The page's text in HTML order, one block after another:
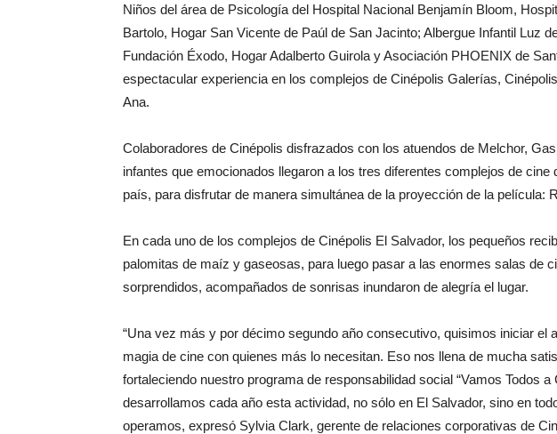
Niños del área de Psicología del Hospital Nacional Benjamín Bloom,
Bartolo, Hogar San Vicente de Paúl de San Jacinto; Albergue Infantil Luz
Fundación Éxodo, Hogar Adalberto Guirola y Asociación PHOENIX de
espectacular experiencia en los complejos de Cinépolis Galerías,
Ana.
Colaboradores de Cinépolis disfrazados con los atuendos de Melchor,
infantes que emocionados llegaron a los tres diferentes complejos de cine
país, para disfrutar de manera simultánea de la proyección de la película:
En cada uno de los complejos de Cinépolis El Salvador, los pequeños
palomitas de maíz y gaseosas, para luego pasar a las enormes salas de
sorprendidos, acompañados de sonrisas inundaron de alegría el lugar.
“Una vez más y por décimo segundo año consecutivo, quisimos iniciar el
magia de cine con quienes más lo necesitan. Eso nos llena de mucha
fortaleciendo nuestro programa de responsabilidad social “Vamos Todos a
desarrollamos cada año esta actividad, no sólo en El Salvador, sino en
operamos, expresó Sylvia Clark, gerente de relaciones corporativas de